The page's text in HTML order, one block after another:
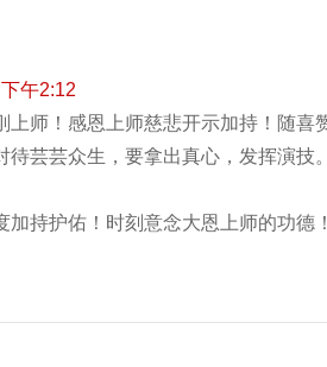
午2:12
上师！感恩上师慈悲开示加持！随
待芸芸众生，要拿出真心，发挥演
加持护佑！时刻意念大恩上师的功德！